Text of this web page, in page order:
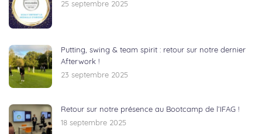
25 septembre 2025
Putting, swing & team spirit : retour sur notre dernier
Afterwork !
23 septembre 2025
Retour sur notre présence au Bootcamp de l’IFAG !
18 septembre 2025